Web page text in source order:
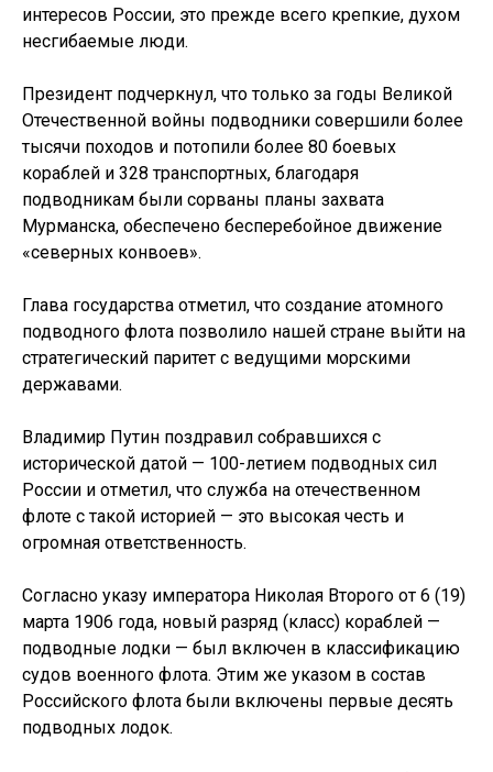
интересов России, это прежде всего крепкие, духом
несгибаемые люди.
Президент подчеркнул, что только за годы Великой
Отечественной войны подводники совершили более
тысячи походов и потопили более 80 боевых
кораблей и 328 транспортных, благодаря
подводникам были сорваны планы захвата
Мурманска, обеспечено бесперебойное движение
«северных конвоев».
Глава государства отметил, что создание атомного
подводного флота позволило нашей стране выйти на
стратегический паритет с ведущими морскими
державами.
Владимир Путин поздравил собравшихся с
исторической датой — 100-летием подводных сил
России и отметил, что служба на отечественном
флоте с такой историей — это высокая честь и
огромная ответственность.
Согласно указу императора Николая Второго от 6 (19)
марта 1906 года, новый разряд (класс) кораблей —
подводные лодки — был включен в классификацию
судов военного флота. Этим же указом в состав
Российского флота были включены первые десять
подводных лодок.